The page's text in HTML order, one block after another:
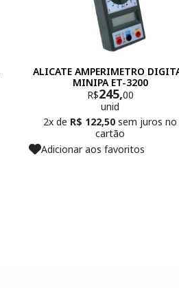
ALICATE AMPERIMETRO
MINIPA ET-3200
R$245,00
unid
2x de R$ 122,50 sem juros no
cartão
Adicionar aos favoritos